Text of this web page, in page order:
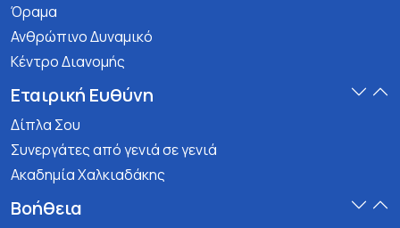
Όραμα
Ανθρώπινο Δυναμικό
Κέντρο Διανομής
Εταιρική Ευθύνη
Δίπλα Σου
Συνεργάτες από γενιά σε γενιά
Ακαδημία Χαλκιαδάκης
Βοήθεια